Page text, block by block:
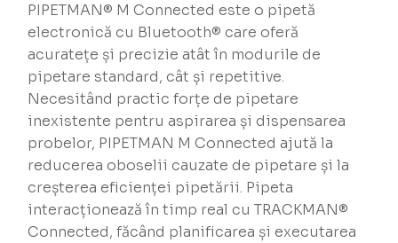
PIPETMAN® M Connected este o pipetă
electronică cu Bluetooth® care oferă
acuratețe și precizie atât în modurile de
pipetare standard, cât și repetitive.
Necesitând practic forțe de pipetare
inexistente pentru aspirarea și dispensarea
probelor, PIPETMAN M Connected ajută la
reducerea oboselii cauzate de pipetare și la
creșterea eficienței pipetării. Pipeta
interacționează în timp real cu TRACKMAN®
Connected, făcând planificarea și executarea